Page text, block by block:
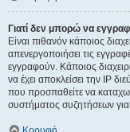
Γιατί δεν μπορώ να
Είναι πιθανόν κάποιος
απενεργοποιήσει τις
εγγραφούν. Κάποιος
να έχει αποκλείσει την IP
που προσπαθείτε να
συστήματος συζητήσεων